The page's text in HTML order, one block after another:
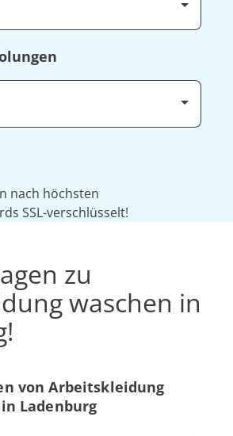
nach höchsten
SSL-verschlüsselt!
zu
waschen in
von Arbeitskleidung
Ladenburg